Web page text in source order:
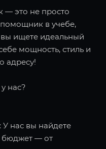
— это не просто
в учебе,
вы ищете идеальный
мощность, стиль и
адресу!
нас?
нас вы найдете
бюджет — от